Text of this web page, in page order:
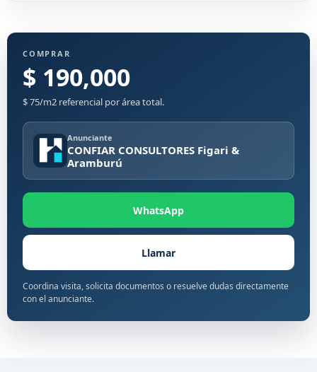
COMPRAR
$ 190,000
$ 75/m2 referencial por área total.
Anunciante
CONFIAR CONSULTORES Figari &
Aramburú
WhatsApp
Llamar
Coordina visita, solicita documentos o resuelve dudas directamente
con el anunciante.